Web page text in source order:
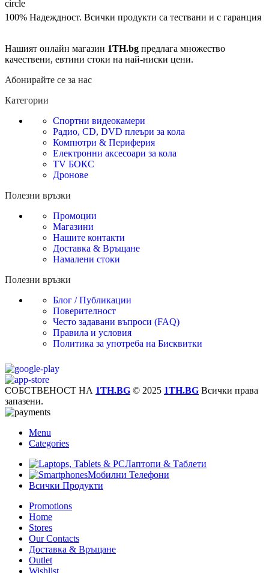
100% Надеждност. Всички продукти са тествани и с гаранция
Нашият онлайн магазин 1TH.bg предлага множество
качествени, евтини стоки на най-ниски цени.
Абонирайте се за нас
Категории
Спортни видеокамери
Радио, CD, DVD плеъри за кола
Компютри & Периферия
Електронни аксесоари за кола
TV БОКС
Дронове
Полезни връзки
Промоции
Магазини
Нашите контакти
Доставка & Връщане
Намалени стоки
Полезни връзки
Блог / Публикации
Поверителност
Често задавани въпроси (FAQ)
Правила и условия
Политика за употреба на Бисквитки
СОБСТВЕНОСТ НА 1TH.BG © 2025 1TH.BG Всички права
запазени.
Menu
Categories
Лаптопи & Таблети
Мобилни Телефони
Всички Продукти
Promotions
Home
Stores
Our Contacts
Доставка & Връщане
Outlet